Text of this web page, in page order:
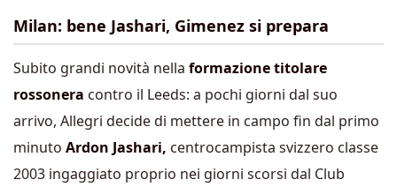
Milan: bene Jashari, Gimenez si prepara
Subito grandi novità nella formazione titolare
rossonera contro il Leeds: a pochi giorni dal suo
arrivo, Allegri decide di mettere in campo fin dal primo
minuto Ardon Jashari, centrocampista svizzero classe
2003 ingaggiato proprio nei giorni scorsi dal Club